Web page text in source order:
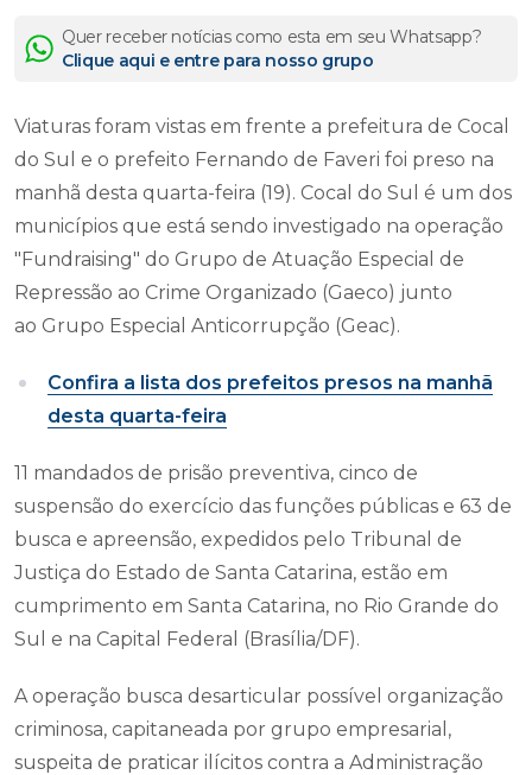
Quer receber notícias como esta em seu Whatsapp?
Clique aqui e entre para nosso grupo
Viaturas foram vistas em frente a prefeitura de Cocal
do Sul e o prefeito Fernando de Faveri foi preso na
manhã desta quarta-feira (19). Cocal do Sul é um dos
municípios que está sendo investigado na operação
"Fundraising" do Grupo de Atuação Especial de
Repressão ao Crime Organizado (Gaeco) junto
ao Grupo Especial Anticorrupção (Geac).
Confira a lista dos prefeitos presos na manhã
desta quarta-feira
11 mandados de prisão preventiva, cinco de
suspensão do exercício das funções públicas e 63 de
busca e apreensão, expedidos pelo Tribunal de
Justiça do Estado de Santa Catarina, estão em
cumprimento em Santa Catarina, no Rio Grande do
Sul e na Capital Federal (Brasília/DF).
A operação busca desarticular possível organização
criminosa, capitaneada por grupo empresarial,
suspeita de praticar ilícitos contra a Administração